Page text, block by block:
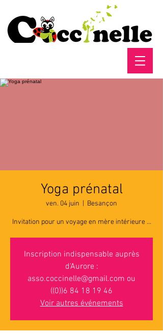
Yoga prénatal
ven. 04 juin Besançon
Invitation pour un voyage en mère intérieure ...
Inscription indispensable auprès
d'Aurore :
asso.coccinelle@gmail.com ou
((0))6 84 18 19 46
Voir autres événements